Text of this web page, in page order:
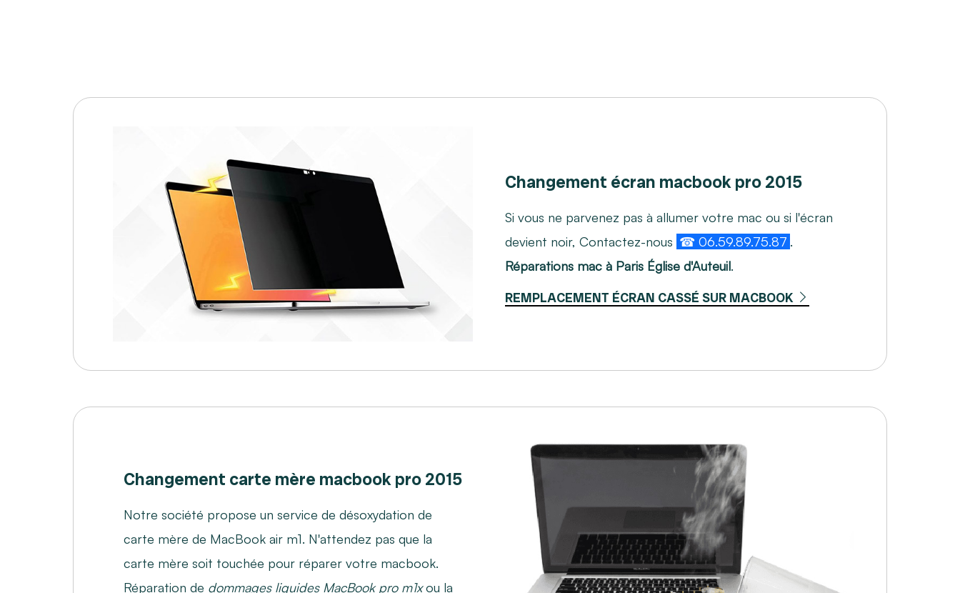
Changement écran macbook pro 2015
Si vous ne parvenez pas à allumer votre mac ou si l'écran
devient noir, Contactez-nous ☎ 06.59.89.75.87 .
Réparations mac à Paris Église d'Auteuil.
REMPLACEMENT ÉCRAN CASSÉ SUR MACBOOK
Changement carte mère macbook pro 2015
Notre société propose un service de désoxydation de
carte mère de MacBook air m1. N'attendez pas que la
carte mère soit touchée pour réparer votre macbook.
Réparation de dommages liquides MacBook pro m1xou la